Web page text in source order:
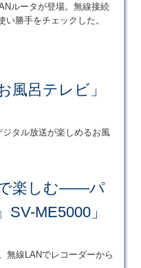
ルータが登場。無線接続
勝手をチェックした。
風呂テレビ」
タル放送が楽しめるお風
で楽しむ――パ
ME5000」
無線LANでレコーダーから